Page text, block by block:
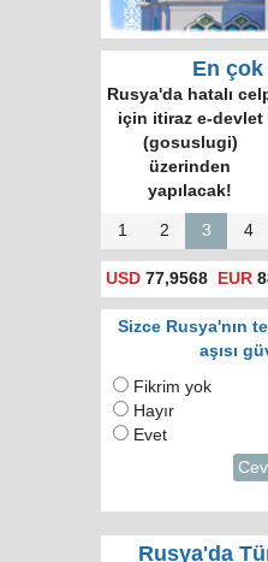
En
Rusya'da hatalı
için itiraz e-devlet
(gosuslugi)
üzerinden
yapılacak!
1 2 3 4
USD 77,9568 EUR
Sizce Rusya'nın
aşısı
Fikrim yok
Hayır
Evet
Rusya'da